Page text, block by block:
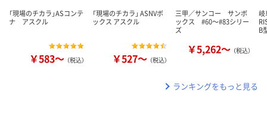
「現場のチカラ」ASコンテ
ナ アスクル
￥583～ （税込）
「現場のチカラ」 ASNVボ
ックス アスクル
￥527～ （税込）
三甲／サンコー サンボ
ックス #60～#83シリー
ズ
￥5,262～ （税込）
岐
B
ランキングをもっと見る